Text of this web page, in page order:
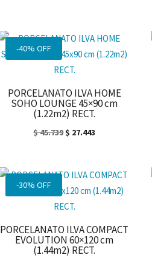
-40% OFF
PORCELANATO ILVA HOME
SOHO LOUNGE 45×90 cm
(1.22m2) RECT.
$45.739 El
era:
$ 45.739.
$ 27.443
es:
$ 27.443.
-30% OFF
PORCELANATO ILVA COMPACT
EVOLUTION 60×120 cm
(1.44m2) RECT.